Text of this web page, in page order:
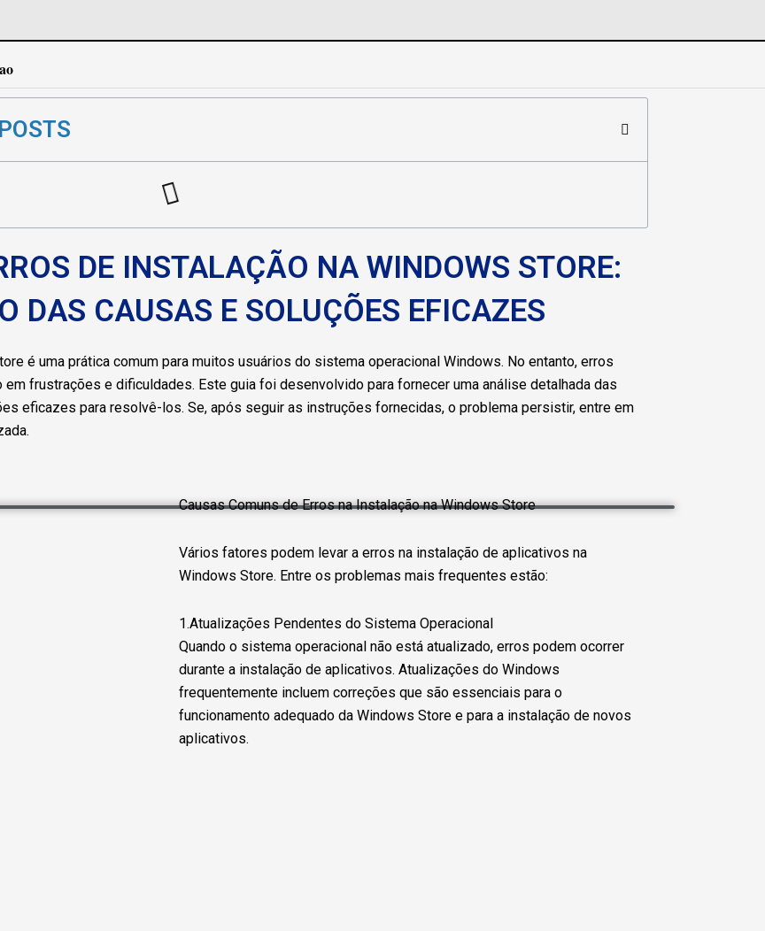
DE INSTALAÇÃO NA WINDOWS STORE:
DAS CAUSAS E SOLUÇÕES EFICAZES
é uma prática comum para muitos usuários do sistema operacional Windows. No entanto, erros
frustrações e dificuldades. Este guia foi desenvolvido para fornecer uma análise detalhada das
eficazes para resolvê-los. Se, após seguir as instruções fornecidas, o problema persistir, entre em
Causas Comuns de Erros na Instalação na Windows Store
Vários fatores podem levar a erros na instalação de aplicativos na
Windows Store. Entre os problemas mais frequentes estão:
1.Atualizações Pendentes do Sistema Operacional
Quando o sistema operacional não está atualizado, erros podem ocorrer
durante a instalação de aplicativos. Atualizações do Windows
frequentemente incluem correções que são essenciais para o
funcionamento adequado da Windows Store e para a instalação de novos
aplicativos.